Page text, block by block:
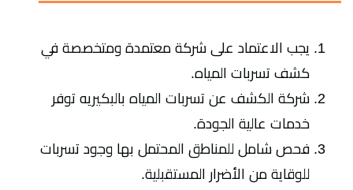
يجب الاعتماد على شركة معتمدة ومتخصصة في
كشف تسربات المياه.
شركة الكشف عن تسربات المياه بالبكيريه توفر
خدمات عالية الجودة.
فحص شامل للمناطق المحتمل بها وجود تسربات
للوقاية من الأضرار المستقبلية.